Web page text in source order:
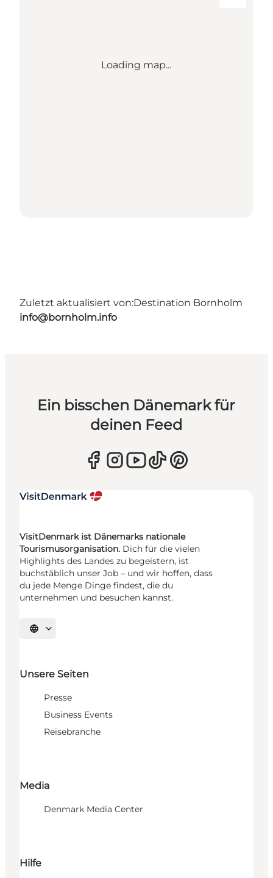
Loading map...
Zuletzt aktualisiert von:Destination Bornholm
info@bornholm.info
Ein bisschen Dänemark für
deinen Feed
VisitDenmark ist Dänemarks nationale
Tourismusorganisation. Dich für die vielen
Highlights des Landes zu begeistern, ist
buchstäblich unser Job – und wir hoffen, dass
du jede Menge Dinge findest, die du
unternehmen und besuchen kannst.
Sprache auswählen
Unsere Seiten
Presse
Business Events
Reisebranche
Media
Denmark Media Center
Hilfe